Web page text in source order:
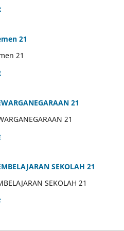
21
21
21
21
SEKOLAH 21
SEKOLAH 21